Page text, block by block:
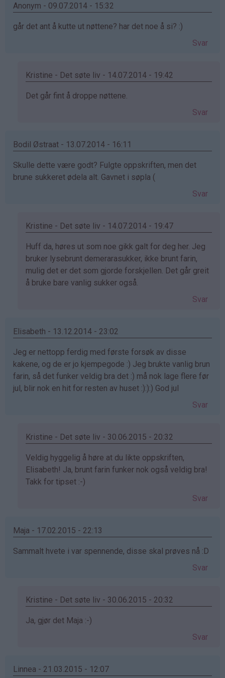
(ikke
Anonym - 09.07.2014 - 15:32
går det ant å kutte ut nøttene? har det noe å si? :)
Svar
Kristine - Det søte liv - 14.07.2014 - 19:42
Som
Anonym
bekreftet)
Det går fint å droppe nøttene.
Svar
Bodil Østraat - 13.07.2014 - 16:11
Skulle dette være godt? Fulgte oppskriften, men det
brune sukkeret ødela alt. Gavnet i søpla (
Svar
Kristine - Det søte liv - 14.07.2014 - 19:47
Som
svar
på
av
bekreftet)
Huff da, høres ut som noe gikk galt for deg her. Jeg
bruker lysebrunt demerarasukker, ikke brunt farin,
mulig det er det som gjorde forskjellen. Det går greit
å bruke bare vanlig sukker også.
Svar
Elisabeth - 13.12.2014 - 23:02
Jeg er nettopp ferdig med første forsøk av disse
kakene, og de er jo kjempegode :) Jeg brukte vanlig brun
farin, så det funker veldig bra det :) må nok lage flere før
jul, blir nok en hit for resten av huset :):):) God jul
Svar
Kristine - Det søte liv - 30.06.2015 - 20:32
Som
svar
på
bekreftet)
Veldig hyggelig å høre at du likte oppskriften,
Elisabeth! Ja, brunt farin funker nok også veldig bra!
Takk for tipset :-)
Svar
Maja - 17.02.2015 - 22:13
Sammalt hvete i var spennende, disse skal prøves nå :D
Svar
Kristine - Det søte liv - 30.06.2015 - 20:32
Som
Maja
Ja, gjør det Maja :-)
Svar
Linnea - 21.03.2015 - 12:07